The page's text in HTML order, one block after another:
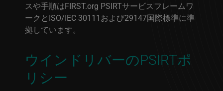
スや手順はFIRST.org PSIRTサービスフレームワ
ークとISO/IEC 30111および29147国際標準に準
拠しています。
ウインドリバーのPSIRTポ
リシー